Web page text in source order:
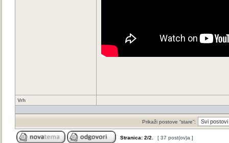
Vrh
Prikaži postove “stare”:
Stranica: 2/2 [ 37 post(ov)a ]